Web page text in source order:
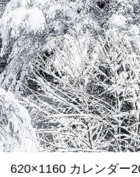
620×1160 カレンダー